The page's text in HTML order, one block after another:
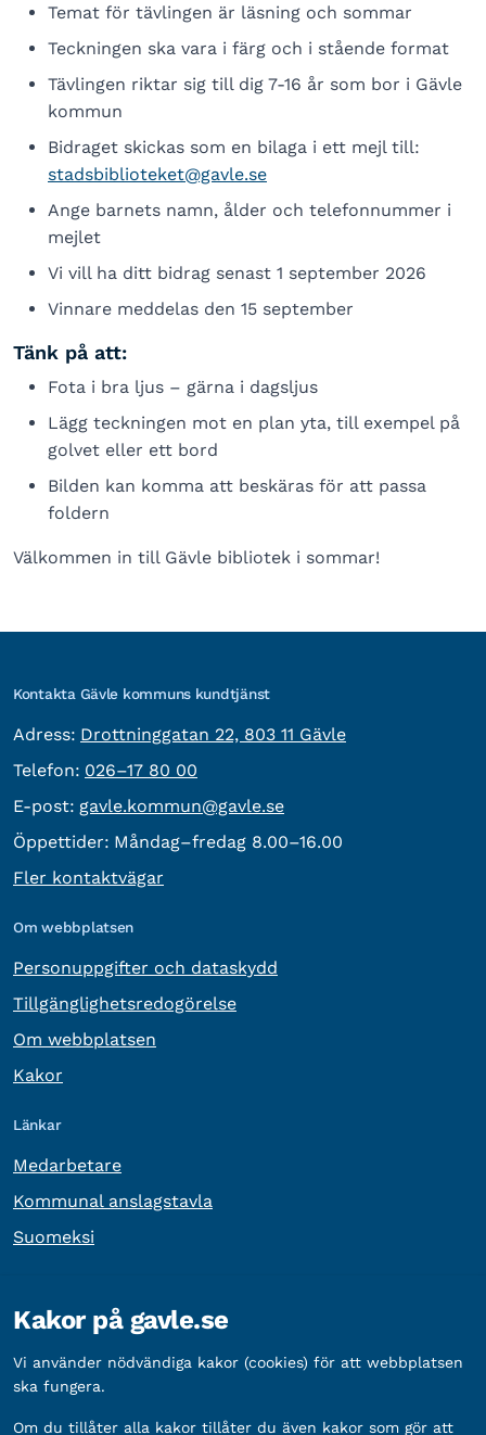
Temat för tävlingen är läsning och sommar
Teckningen ska vara i färg och i stående format
Tävlingen riktar sig till dig 7-16 år som bor i Gävle
kommun
Bidraget skickas som en bilaga i ett mejl till:
stadsbiblioteket@gavle.se
Ange barnets namn, ålder och telefonnummer i
mejlet
Vi vill ha ditt bidrag senast 1 september 2026
Vinnare meddelas den 15 september
Tänk på att:
Fota i bra ljus – gärna i dagsljus
Lägg teckningen mot en plan yta, till exempel på
golvet eller ett bord
Bilden kan komma att beskäras för att passa
foldern
Välkommen in till Gävle bibliotek i sommar!
Kontakta Gävle kommuns kundtjänst
Adress: besöksadress:
Drottninggatan 22, 803 11 Gävle
Telefon: Telefon:
026–17 80 00
E-post: E-post:
gavle.kommun@gavle.se
Öppettider: Måndag–fredag 8.00–16.00
Fler kontaktvägar
Om webbplatsen
Personuppgifter och dataskydd
Tillgänglighetsredogörelse
Om webbplatsen
Kakor
Länkar
Medarbetare
Kommunal anslagstavla
Suomeksi
Organisationsnummer: 212000-2338
Bankgironummer: 5888-2333
Kakor på gavle.se
Vi använder nödvändiga kakor (cookies) för att webbplatsen
ska fungera.
Om du tillåter alla kakor tillåter du även kakor som gör att